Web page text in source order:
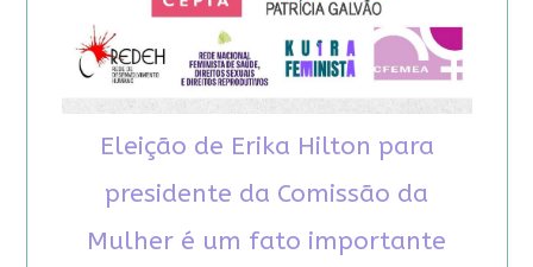
Eleição de Erika Hilton para
presidente da Comissão da
Mulher é um fato importante